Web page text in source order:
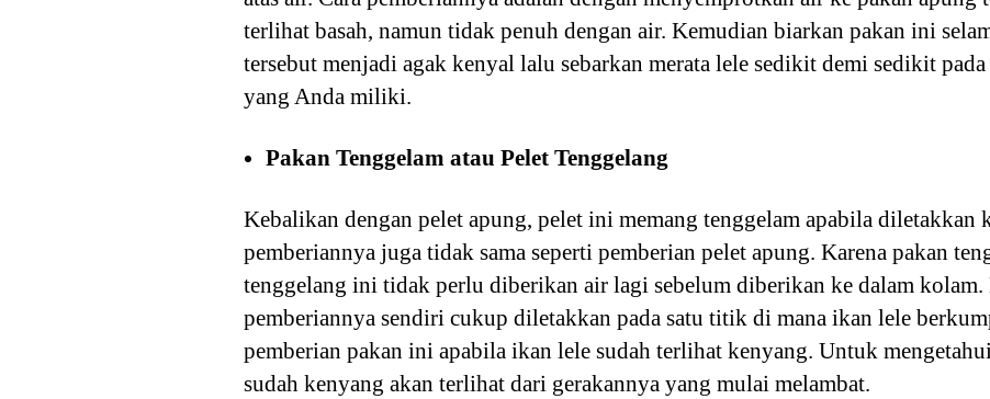
terlihat basah, namun tidak penuh dengan air. Kemudian biarkan pakan ini
tersebut menjadi agak kenyal lalu sebarkan merata lele sedikit demi sedikit
yang Anda miliki.
Pakan Tenggelam atau Pelet Tenggelang
Kebalikan dengan pelet apung, pelet ini memang tenggelam apabila diletakkan
pemberiannya juga tidak sama seperti pemberian pelet apung. Karena pakan
tenggelang ini tidak perlu diberikan air lagi sebelum diberikan ke dalam kolam.
pemberiannya sendiri cukup diletakkan pada satu titik di mana ikan lele
pemberian pakan ini apabila ikan lele sudah terlihat kenyang. Untuk
sudah kenyang akan terlihat dari gerakannya yang mulai melambat.